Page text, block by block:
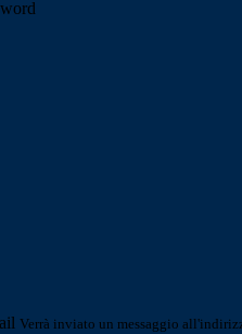
Verrà inviato un messaggio